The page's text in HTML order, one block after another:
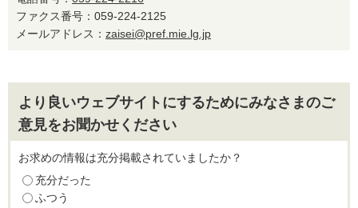
ファクス番号：059-224-2125
メールアドレス： zaisei@pref.mie.lg.jp
より良いウェブサイトにするためにみなさまのご
意見をお聞かせください
お求めの情報は充分掲載されていましたか？
充分だった
ふつう